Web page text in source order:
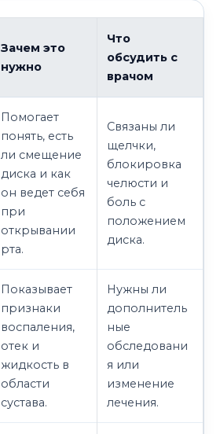
Зачем это
нужно
Что
обсудить с
врачом
Помогает
понять, есть
ли смещение
диска и как
он ведет себя
при
открывании
рта.
Связаны ли
щелчки,
блокировка
челюсти и
боль с
положением
диска.
Показывает
признаки
воспаления,
отек и
жидкость в
области
сустава.
Нужны ли
дополнитель
ные
обследовани
я или
изменение
лечения.